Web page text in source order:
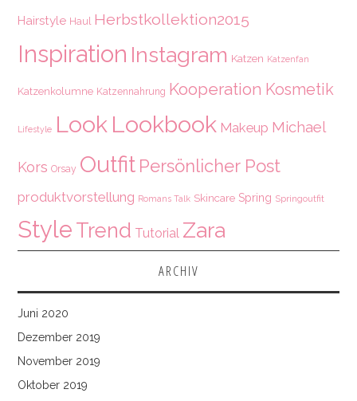
Hairstyle Haul Herbstkollektion2015
Inspiration Instagram Katzen Katzenfan
Katzenkolumne Katzennahrung Kooperation Kosmetik
Lifestyle Look Lookbook Makeup Michael
Kors Orsay Outfit Persönlicher Post
produktvorstellung Romans Talk Skincare Spring Springoutfit
Style Trend Tutorial Zara
ARCHIV
Juni 2020
Dezember 2019
November 2019
Oktober 2019